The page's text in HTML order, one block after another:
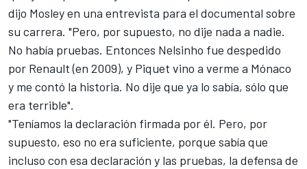
dijo Mosley en una entrevista para el documental sobre
su carrera. "Pero, por supuesto, no dije nada a nadie.
No había pruebas. Entonces Nelsinho fue despedido
por Renault (en 2009), y Piquet vino a verme a Mónaco
y me contó la historia. No dije que ya lo sabía, sólo que
era terrible".
"Teníamos la declaración firmada por él. Pero, por
supuesto, eso no era suficiente, porque sabía que
incluso con esa declaración y las pruebas, la defensa de